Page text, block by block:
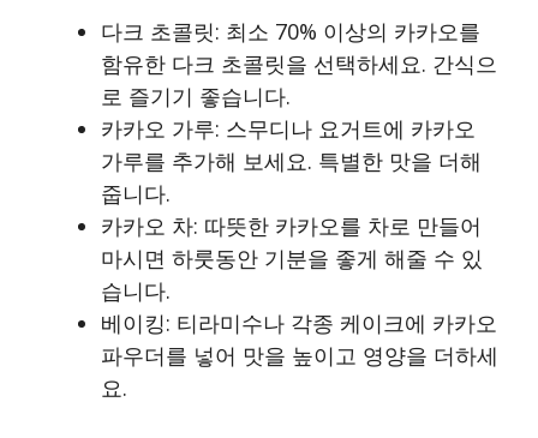
다크 초콜릿: 최소 70% 이상의 카카오를
함유한 다크 초콜릿을 선택하세요. 간식으
로 즐기기 좋습니다.
카카오 가루: 스무디나 요거트에 카카오
가루를 추가해 보세요. 특별한 맛을 더해
줍니다.
카카오 차: 따뜻한 카카오를 차로 만들어
마시면 하룻동안 기분을 좋게 해줄 수 있
습니다.
베이킹: 티라미수나 각종 케이크에 카카오
파우더를 넣어 맛을 높이고 영양을 더하세
요.